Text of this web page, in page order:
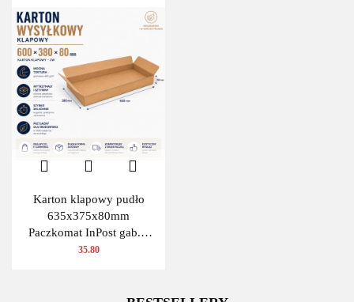
Karton klapowy pudło
635x375x80mm
Paczkomat InPost gab.A
480g/m2 3W 10 szt.
35.80